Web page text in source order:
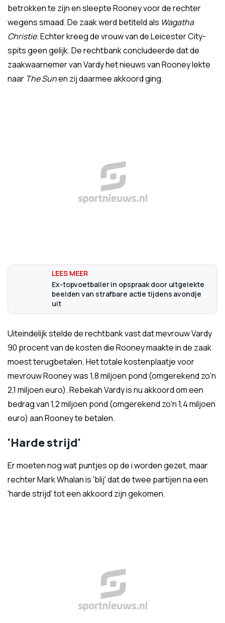
betrokken te zijn en sleepte Rooney voor de rechter
wegens smaad. De zaak werd betiteld als Wagatha
Christie. Echter kreeg de vrouw van de Leicester City-
spits geen gelijk. De rechtbank concludeerde dat de
zaakwaarnemer van Vardy het nieuws van Rooney lekte
naar The Sunen zij daarmee akkoord ging.
Ex-topvoetballer in opspraak door uitgelekte
beelden van strafbare actie tijdens avondje
uit
Uiteindelijk stelde de rechtbank vast dat mevrouw Vardy
90 procent van de kosten die Rooney maakte in de zaak
moest terugbetalen. Het totale kostenplaatje voor
mevrouw Rooney was 1,8 miljoen pond (omgerekend zo'n
2,1 miljoen euro). Rebekah Vardy is nu akkoord om een
bedrag van 1,2 miljoen pond (omgerekend zo'n 1,4 miljoen
euro) aan Rooney te betalen.
'Harde strijd'
Er moeten nog wat puntjes op de i worden gezet, maar
rechter Mark Whalan is 'blij' dat de twee partijen na een
'harde strijd' tot een akkoord zijn gekomen.